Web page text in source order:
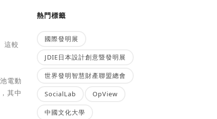
這較
電動
其中
熱門標籤
國際發明展
JDIE日本設計創意暨發明展
世界發明智慧財產聯盟總會
SocialLab OpView
中國文化大學